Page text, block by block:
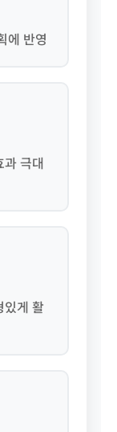
에 반영
과 극대
있게 활